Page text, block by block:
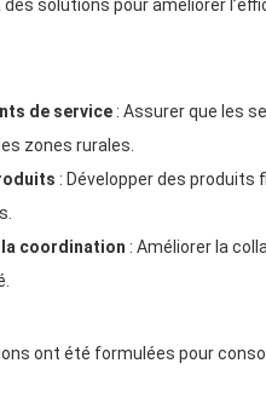
solutions pour améliorer
de service : Assurer que les
zones rurales.
: Développer des produits
la coordination : Améliorer la
ont été formulées pour